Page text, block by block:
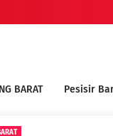
BARAT Pesisir